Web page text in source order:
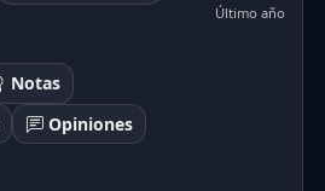
Notas
Opiniones
Último año